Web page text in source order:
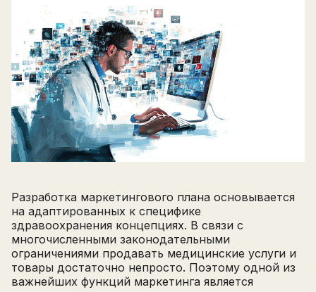
Разработка маркетингового плана основывается
на адаптированных к специфике
здравоохранения концепциях. В связи с
многочисленными законодательными
ограничениями продавать медицинские услуги и
товары достаточно непросто. Поэтому одной из
важнейших функций маркетинга является